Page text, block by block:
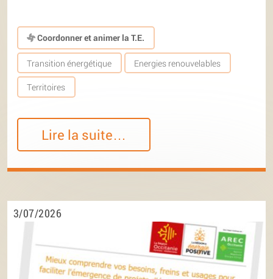
Coordonner et animer la T.E.
Transition énergétique Energies renouvelables
Territoires
Lire la suite…
3/07/2026